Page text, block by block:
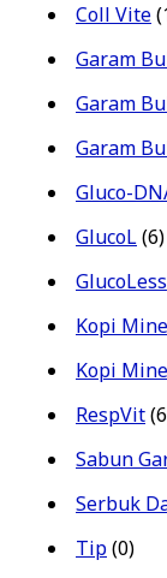
Coll Vite
Garam
Garam
Garam
Gluco-
GlucoL(6)
GlucoLess
Kopi
Kopi
RespVit
Sabun
Serbuk
Tip(0)